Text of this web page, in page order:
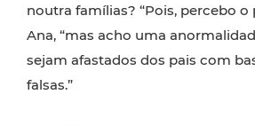
noutra famílias? “Pois, percebo o
Ana, “mas acho uma
sejam afastados dos pais com
falsas.”